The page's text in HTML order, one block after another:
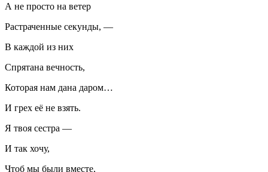
А не просто на ветер
Растраченные секунды, —
В каждой из них
Спрятана вечность,
Которая нам дана даром…
И грех её не взять.
Я твоя сестра —
И так хочу,
Чтоб мы были вместе,